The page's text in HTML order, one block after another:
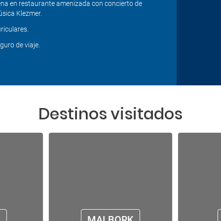
en restaurante amenizada con concierto de
Klezmer.
de viaje.
Destinos visitados